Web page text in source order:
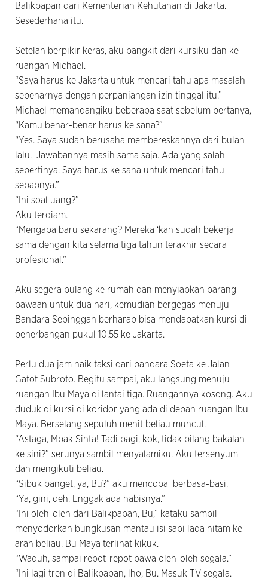
Balikpapan dari Kementerian Kehutanan di Jakarta.
Sesederhana itu.
Setelah berpikir keras, aku bangkit dari kursiku dan ke
ruangan Michael.
“Saya harus ke Jakarta untuk mencari tahu apa masalah
sebenarnya dengan perpanjangan izin tinggal itu.”
Michael memandangiku beberapa saat sebelum bertanya,
“Kamu benar-benar harus ke sana?”
“Yes. Saya sudah berusaha membereskannya dari bulan
lalu. Jawabannya masih sama saja. Ada yang salah
sepertinya. Saya harus ke sana untuk mencari tahu
sebabnya.”
“Ini soal uang?”
Aku terdiam.
“Mengapa baru sekarang? Mereka ‘kan sudah bekerja
sama dengan kita selama tiga tahun terakhir secara
profesional.”
Aku segera pulang ke rumah dan menyiapkan barang
bawaan untuk dua hari, kemudian bergegas menuju
Bandara Sepinggan berharap bisa mendapatkan kursi di
penerbangan pukul 10.55 ke Jakarta.
Perlu dua jam naik taksi dari bandara Soeta ke Jalan
Gatot Subroto. Begitu sampai, aku langsung menuju
ruangan Ibu Maya di lantai tiga. Ruangannya kosong. Aku
duduk di kursi di koridor yang ada di depan ruangan Ibu
Maya. Berselang sepuluh menit beliau muncul.
“Astaga, Mbak Sinta! Tadi pagi, kok, tidak bilang bakalan
ke sini?” serunya sambil menyalamiku. Aku tersenyum
dan mengikuti beliau.
“Sibuk banget, ya, Bu?” aku mencoba berbasa-basi.
“Ya, gini, deh. Enggak ada habisnya.”
“Ini oleh-oleh dari Balikpapan, Bu,” kataku sambil
menyodorkan bungkusan mantau isi sapi lada hitam ke
arah beliau. Bu Maya terlihat kikuk.
“Waduh, sampai repot-repot bawa oleh-oleh segala.”
“Ini lagi tren di Balikpapan, lho, Bu. Masuk TV segala.